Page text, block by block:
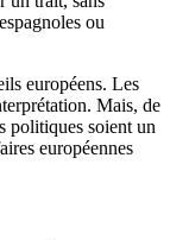
ou
européens. Les
Mais, de
politiques soient un
européennes